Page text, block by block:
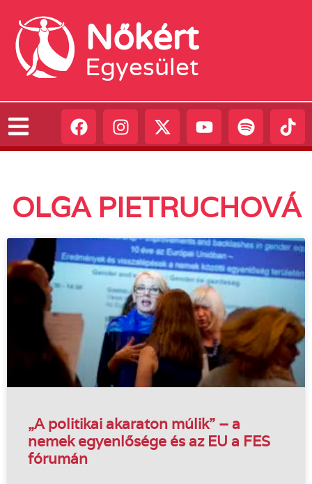
Nőkért
Egyesület
OLGA PIETRUCHOVÁ
„A politikai akaraton múlik” – a
nemek egyenlősége és az EU a FES
fórumán